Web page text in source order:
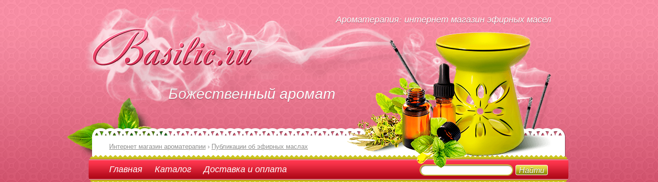
Божественный аромат
Ароматерапия: интернет магазин эфирных масел
Интернет магазин ароматерапии › Публикации об эфирных маслах
Главная Каталог Доставка и оплата